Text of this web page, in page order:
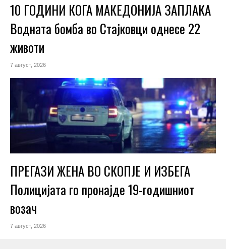
10 ГОДИНИ КОГА МАКЕДОНИЈА ЗАПЛАКА
Водната бомба во Стајковци однесе 22
животи
7 август, 2026
ПРЕГАЗИ ЖЕНА ВО СКОПЈЕ И ИЗБЕГА
Полицијата го пронајде 19-годишниот
возач
7 август, 2026